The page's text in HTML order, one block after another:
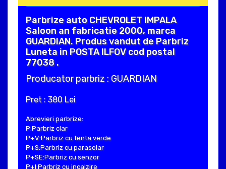
Parbrize auto CHEVROLET IMPALA
Saloon an fabricatie 2000, marca
GUARDIAN. Produs vandut de Parbriz
Luneta in POSTA ILFOV cod postal
77038 .
Producator parbriz : GUARDIAN
Pret : 380 Lei
Abrevieri parbrize:
P:Parbriz clar
P+V:Parbriz cu tenta verde
P+S:Parbriz cu parasolar
P+SE:Parbriz cu senzor
P+I:Parbriz cu incalzire